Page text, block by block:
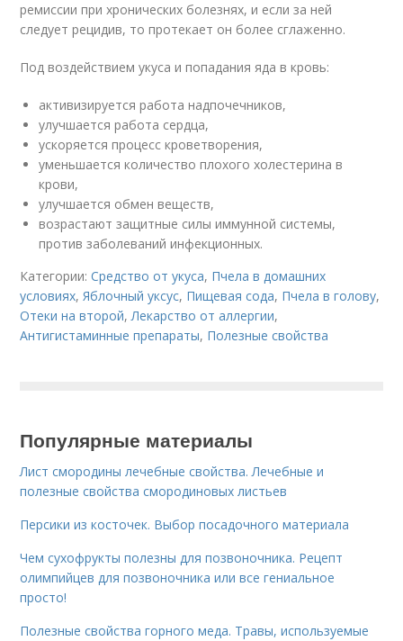
ремиссии при хронических болезнях, и если за ней
следует рецидив, то протекает он более сглаженно.
Под воздействием укуса и попадания яда в кровь:
активизируется работа надпочечников,
улучшается работа сердца,
ускоряется процесс кроветворения,
уменьшается количество плохого холестерина в
крови,
улучшается обмен веществ,
возрастают защитные силы иммунной системы,
против заболеваний инфекционных.
Категории:Средство от укуса, Пчела в домашних
условиях,Яблочный уксус, Пищевая сода, Пчела в голову,
Отеки на второй,Лекарство от аллергии,
Антигистаминные препараты, Полезные свойства
Популярные материалы
Лист смородины лечебные свойства. Лечебные и
полезные свойства смородиновых листьев
Персики из косточек. Выбор посадочного материала
Чем сухофрукты полезны для позвоночника. Рецепт
олимпийцев для позвоночника или все гениальное
просто!
Полезные свойства горного меда. Травы, используемые